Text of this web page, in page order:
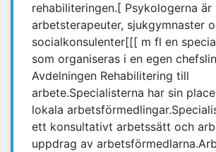
rehabiliteringen.[ Psykologerna är
arbetsterapeuter, sjukgymnaster
socialkonsulenter[[[ m fl en
som organiseras i en egen
Avdelningen Rehabilitering till
arbete.Specialisterna har sin
lokala
ett konsultativt arbetssätt och
uppdrag av